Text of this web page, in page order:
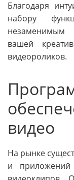
Благодаря
набору
незаменимым
вашей
видеороликов.
видео
На рынке
и приложений